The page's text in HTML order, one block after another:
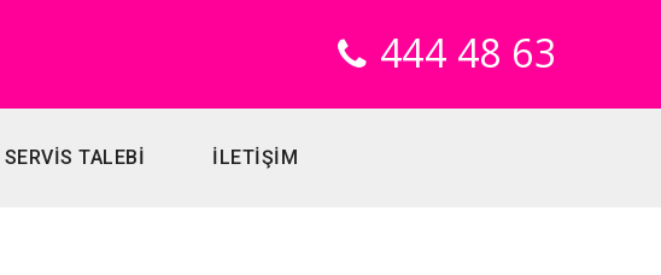
444 48 63
SERVİS TALEBİ İLETİŞİM